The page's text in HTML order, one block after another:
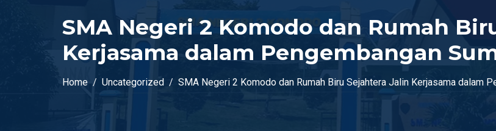
SMA Negeri 2 Komodo dan Rumah
Kerjasama dalam Pengembangan
Home Uncategorized SMA Negeri 2 Komodo dan Rumah Biru Sejahtera Jalin Kerjasama dalam